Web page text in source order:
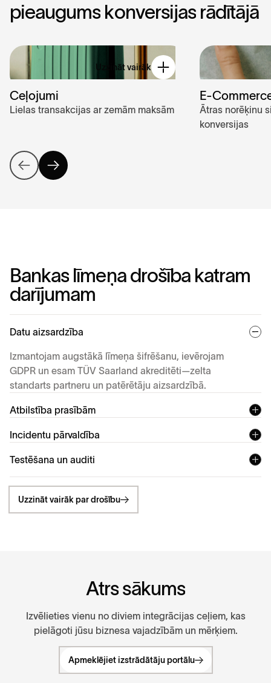
pieaugums konversijas rādītājā
Uzzināt vairāk
Ceļojumi
Lielas transakcijas ar zemām maksām
E-
Ātras norēķinu
konversijas
Bankas līmeņa drošība katram
darījumam
Datu aizsardzība
Izmantojam augstākā līmeņa šifrēšanu, ievērojam
GDPR un esam TÜV Saarland akreditēti—zelta
standarts partneru un patērētāju aizsardzībā.
Atbilstība prasībām
Incidentu pārvaldība
Testēšana un auditi
Uzzināt vairāk par drošību
Ātrs sākums
Izvēlieties vienu no diviem integrācijas ceļiem, kas
pielāgoti jūsu biznesa vajadzībām un mērķiem.
Apmeklējiet izstrādātāju portālu